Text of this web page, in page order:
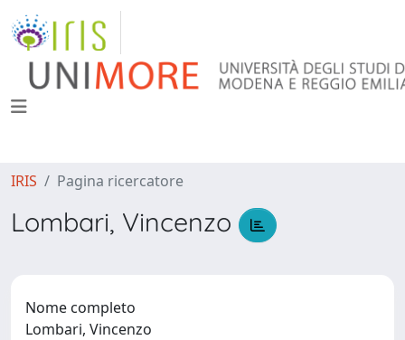
IRIS Pagina ricercatore
Lombari, Vincenzo
Nome completo
Lombari, Vincenzo